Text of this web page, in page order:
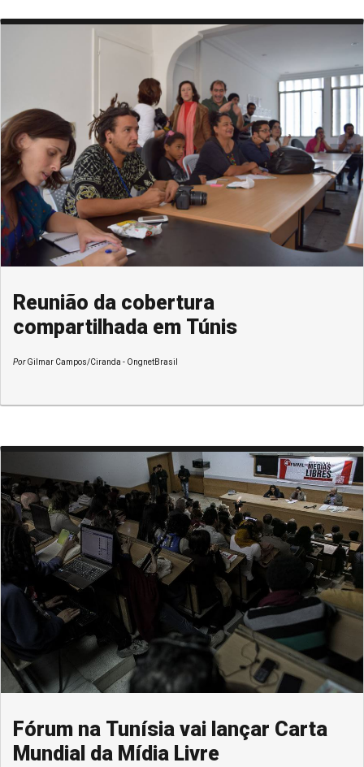
Reunião da cobertura
compartilhada em Túnis
PorGilmar Campos/Ciranda - OngnetBrasil
Fórum na Tunísia vai lançar Carta
Mundial da Mídia Livre